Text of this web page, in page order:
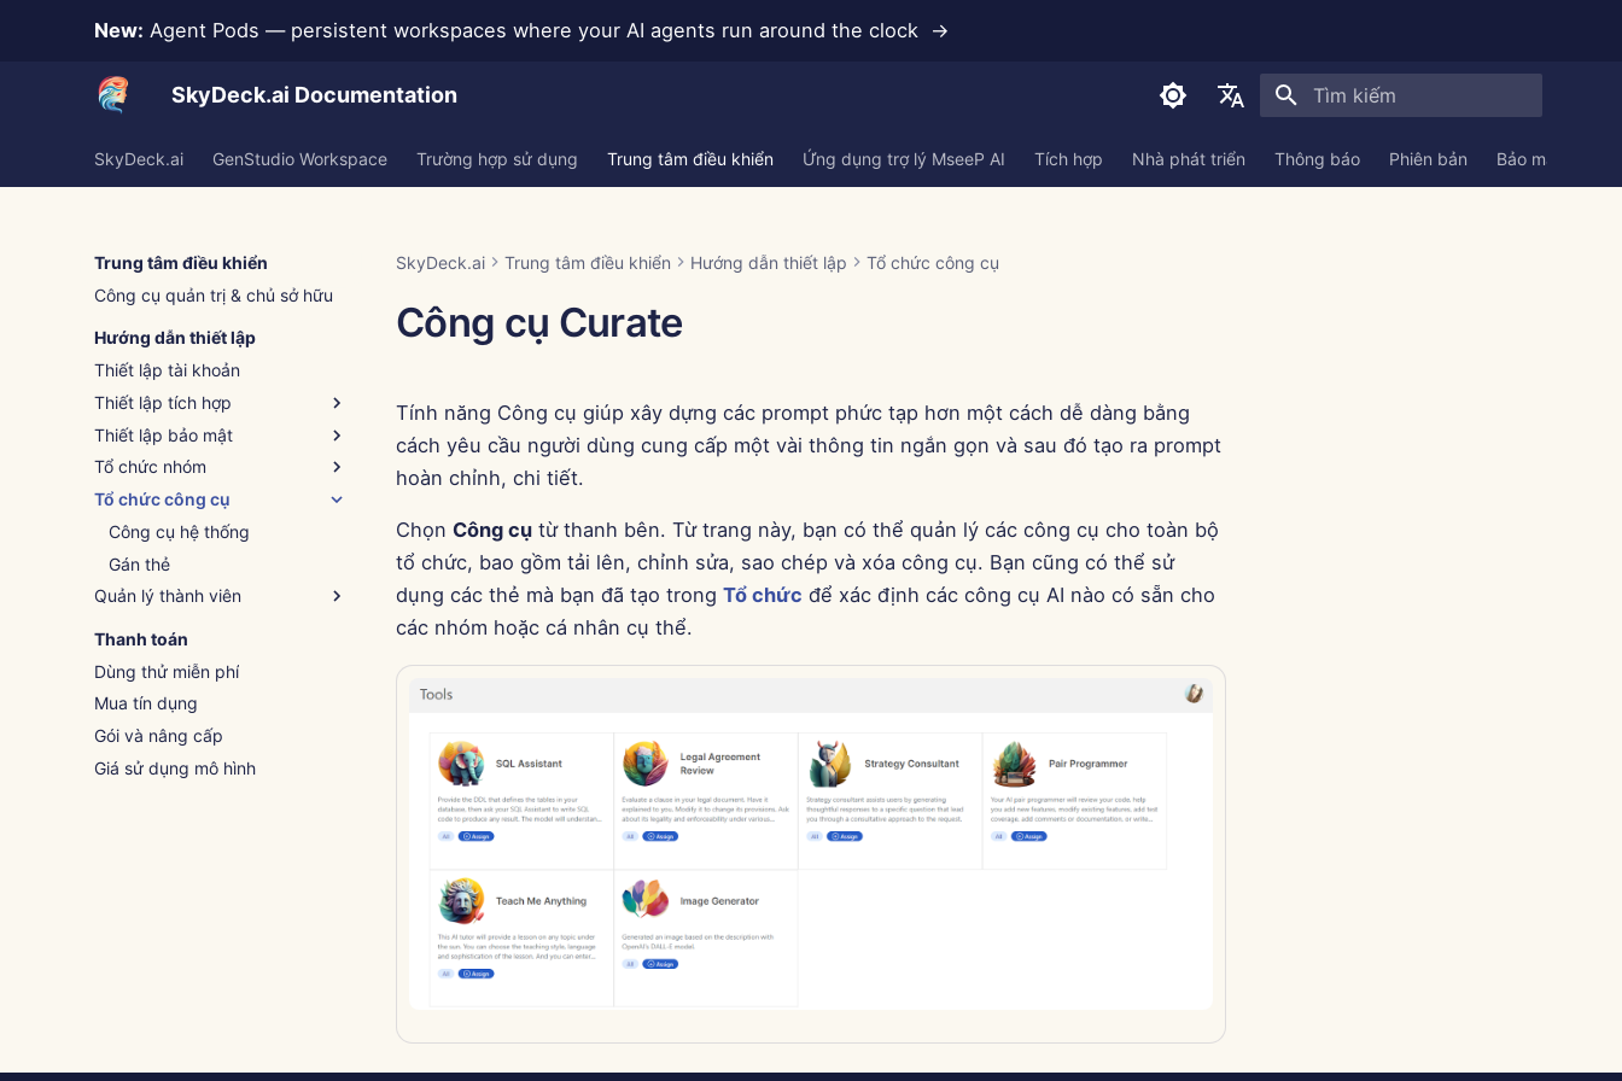
New: Agent Pods — persistent workspaces where your AI agents run around the clock →
SkyDeck.ai Documentation
English
Italiano
日本語
Português
Tiếng Việt
繁體中文
SkyDeck.ai GenStudio Workspace Trường hợp sử dụng Trung tâm điều khiển Ứng dụng trợ lý MseeP AI Tích hợp Nhà phát triển Thông báo Phiên bản Bảo mật
Trung tâm điều khiển
Công cụ quản trị & chủ sở hữu
Hướng dẫn thiết lập
Thiết lập tài khoản
Thiết lập tích hợp
Hỗ trợ tích hợp
Thiết lập bảo mật
Xác thực (SSO)
Tổ chức nhóm
Thêm nhóm mới
Xóa nhóm
Tổ chức công cụ
Công cụ hệ thống
Gán thẻ
Quản lý thành viên
Thêm thành viên
Nhập tệp
Mời thành viên
Chỉnh sửa thành viên
Thanh toán
Dùng thử miễn phí
Mua tín dụng
Gói và nâng cấp
Giá sử dụng mô hình
SkyDeck.ai Trung tâm điều khiển Hướng dẫn thiết lập Tổ chức công cụ
Công cụ Curate
Tính năng Công cụ giúp xây dựng các prompt phức tạp hơn một cách dễ dàng bằng
cách yêu cầu người dùng cung cấp một vài thông tin ngắn gọn và sau đó tạo ra prompt
hoàn chỉnh, chi tiết.
Chọn Công cụ từ thanh bên. Từ trang này, bạn có thể quản lý các công cụ cho toàn bộ
tổ chức, bao gồm tải lên, chỉnh sửa, sao chép và xóa công cụ. Bạn cũng có thể sử
dụng các thẻ mà bạn đã tạo trong Tổ chức để xác định các công cụ AI nào có sẵn cho
các nhóm hoặc cá nhân cụ thể.